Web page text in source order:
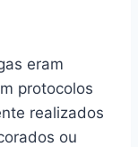
eram
protocolos
realizados
ou